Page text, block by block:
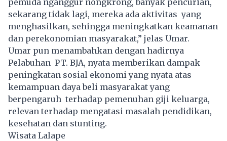
sekarang tidak lagi, mereka ada aktivitas yang
menghasilkan, sehingga meningkatkan keamanan
dan perekonomian masyarakat,” jelas Umar.
Umar pun menambahkan dengan hadirnya
Pelabuhan PT. BJA, nyata memberikan dampak
peningkatan sosial ekonomi yang nyata atas
kemampuan daya beli masyarakat yang
berpengaruh terhadap pemenuhan giji keluarga,
relevan terhadap mengatasi masalah pendidikan,
kesehatan dan stunting.
Wisata Lalape